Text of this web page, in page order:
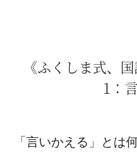
《ふくしま式、
1：
「言いかえる」とは